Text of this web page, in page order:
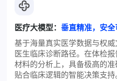
医疗大模型： 垂直精准，安
基于海量真实医学数据与权
医生临床诊断路径。在体检
材料的分析上，具备极高的
贴合临床逻辑的智能决策支持